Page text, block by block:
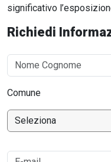
significativo
Richiedi
Comune